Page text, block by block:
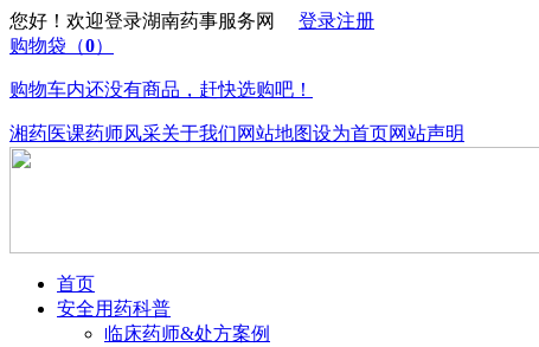
您好！欢迎登录湖南药事服务网 登录注册
购物袋 （0）
购物车内还没有商品，赶快选购吧！
湘药医课药师风采关于我们网站地图设为首页网站声明
首页
安全用药科普
临床药师&处方案例